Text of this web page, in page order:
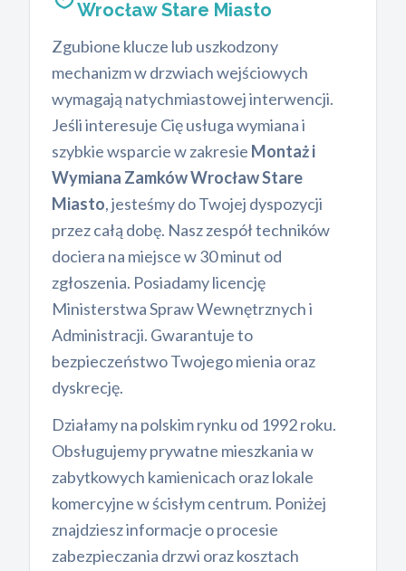
Wrocław Stare Miasto
Zgubione klucze lub uszkodzony
mechanizm w drzwiach wejściowych
wymagają natychmiastowej interwencji.
Jeśli interesuje Cię usługa wymiana i
szybkie wsparcie w zakresie Montaż i
Wymiana Zamków Wrocław Stare
Miasto, jesteśmy do Twojej dyspozycji
przez całą dobę. Nasz zespół techników
dociera na miejsce w 30 minut od
zgłoszenia. Posiadamy licencję
Ministerstwa Spraw Wewnętrznych i
Administracji. Gwarantuje to
bezpieczeństwo Twojego mienia oraz
dyskrecję.
Działamy na polskim rynku od 1992 roku.
Obsługujemy prywatne mieszkania w
zabytkowych kamienicach oraz lokale
komercyjne w ścisłym centrum. Poniżej
znajdziesz informacje o procesie
zabezpieczania drzwi oraz kosztach